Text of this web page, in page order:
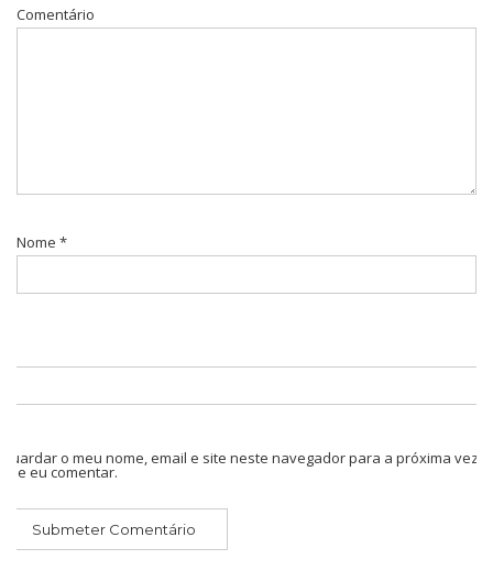
Comentário
Nome *
Guardar o meu nome, email e site neste navegador para a próxima vez
que eu comentar.